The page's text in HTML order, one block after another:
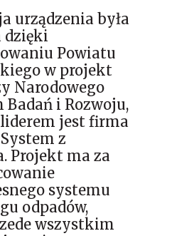
urządzenia była
dzięki
Powiatu
w projekt
Narodowego
Badań i Rozwoju,
jest firma
z
Projekt ma za
systemu
odpadów,
wszystkim